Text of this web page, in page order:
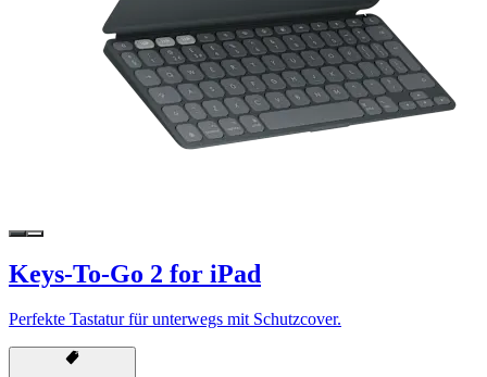
Keys-To-Go 2 for iPad
Perfekte Tastatur für unterwegs mit Schutzcover.